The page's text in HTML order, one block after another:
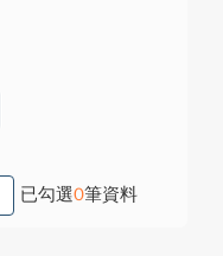
已勾選0筆資料